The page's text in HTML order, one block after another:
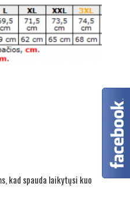
kad spauda laikytųsi kuo